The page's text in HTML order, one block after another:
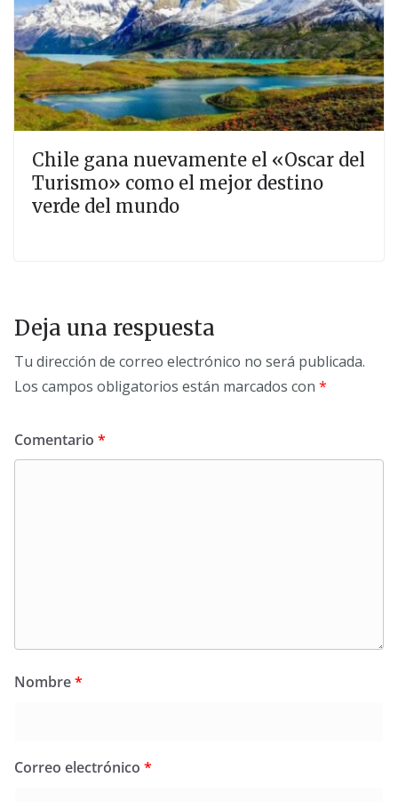
Chile gana nuevamente el «Oscar del
Turismo» como el mejor destino
verde del mundo
Deja una respuesta
Tu dirección de correo electrónico no será publicada.
Los campos obligatorios están marcados con *
Comentario *
Nombre*
Correo electrónico *